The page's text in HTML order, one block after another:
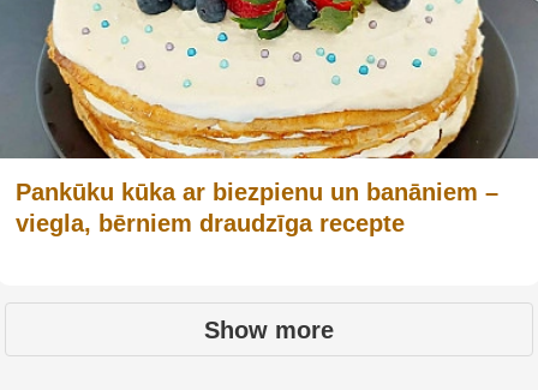
Pankūku kūka ar biezpienu un banāniem –
viegla, bērniem draudzīga recepte
Show more